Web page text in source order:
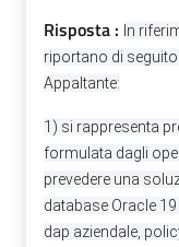
Risposta : In
riportano di
Appaltante:
1) si rappresenta
formulata dagli
prevedere una
database Oracle
dap aziendale,